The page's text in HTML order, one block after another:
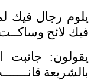
يلوم رجال فيك
فيك لائح
يقولون: جانبت
بالشريعة